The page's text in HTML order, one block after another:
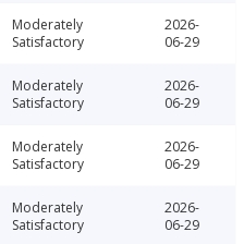
Moderately
Satisfactory
2026-
06-29
Moderately
Satisfactory
2026-
06-29
Moderately
Satisfactory
2026-
06-29
Moderately
Satisfactory
2026-
06-29